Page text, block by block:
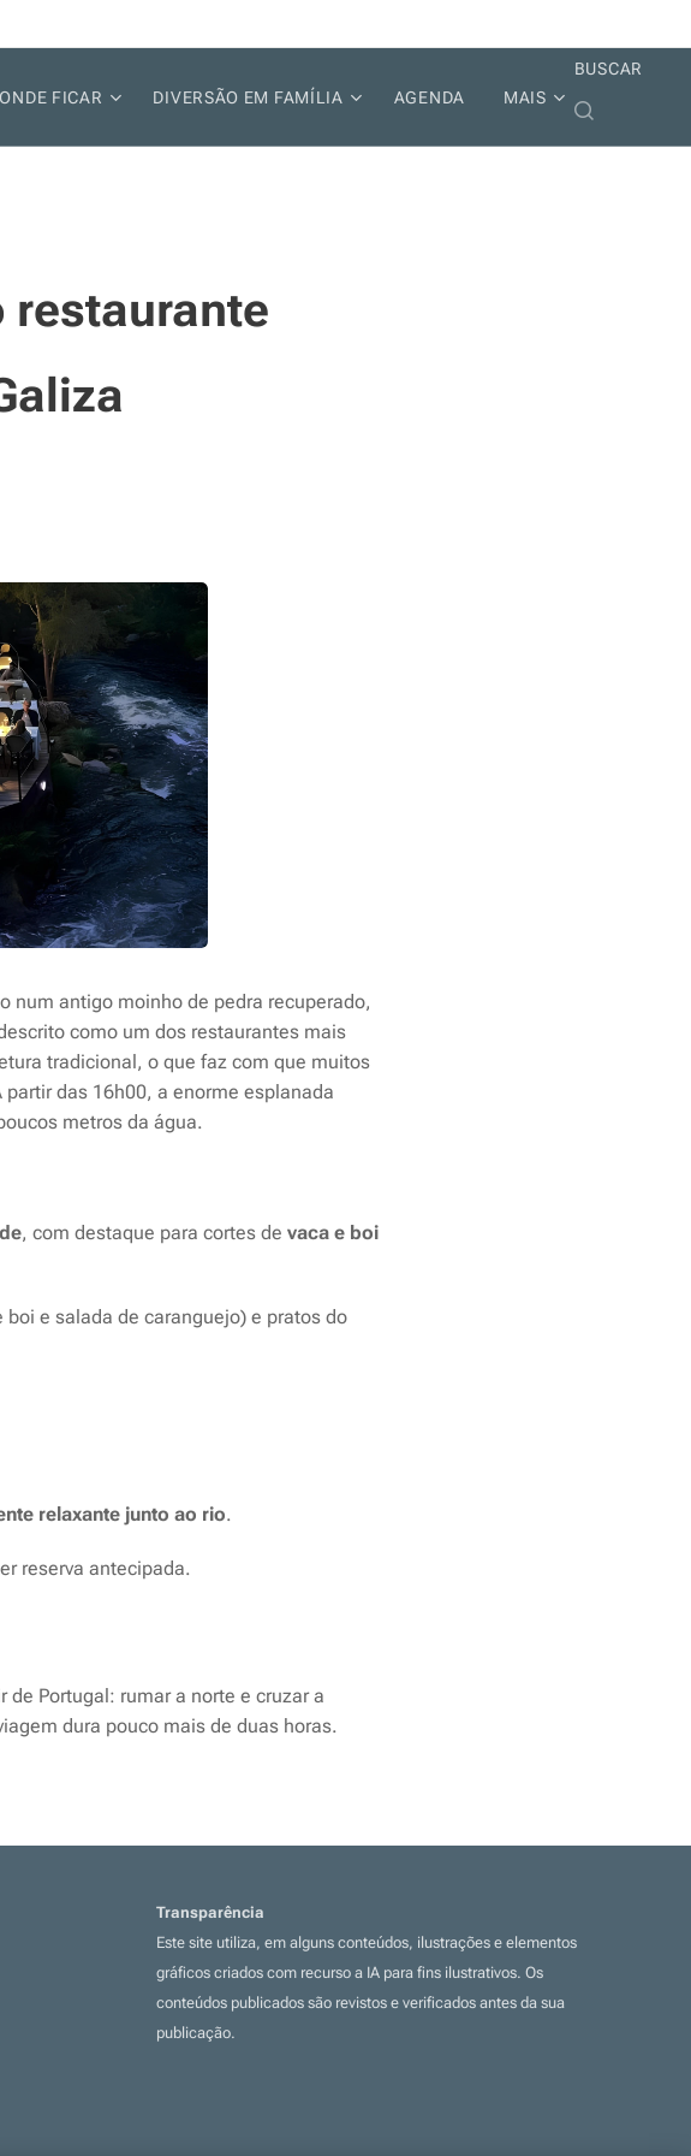
ONDE FICAR DIVERSÃO EM FAMÍLIA AGENDA MAIS
BUSCAR
restaurante
num antigo moinho de pedra recuperado,
como um dos restaurantes mais
tradicional, o que faz com que muitos
das 16h00, a enorme esplanada
metros da água.
, com destaque para cortes de vaca e boi
e salada de caranguejo) e pratos do
relaxante junto ao rio.
reserva antecipada.
Portugal: rumar a norte e cruzar a
dura pouco mais de duas horas.
Transparência
Este site utiliza, em alguns conteúdos, ilustrações e elementos
gráficos criados com recurso a IA para fins ilustrativos. Os
conteúdos publicados são revistos e verificados antes da sua
publicação.